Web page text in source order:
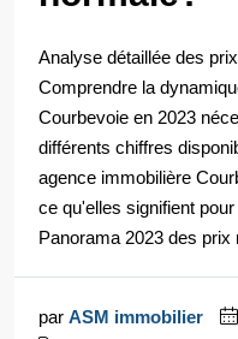
Analyse détaillée des
Comprendre la
Courbevoie en 2023
différents chiffres
agence immobilière
ce qu'elles signifient
Panorama 2023 des
par ASM immobilier